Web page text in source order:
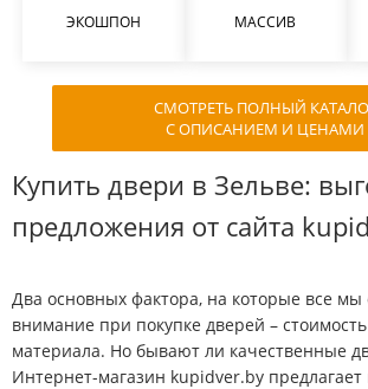
ЭКОШПОН МАССИВ
СМОТРЕТЬ ПОЛНЫЙ
С ОПИСАНИЕМ И ЦЕНАМИ
Купить двери в Зельве:
предложения от сайта
Два основных фактора, на которые все
внимание при покупке дверей –
материала. Но бывают ли качественные
Интернет-магазин kupidver.by